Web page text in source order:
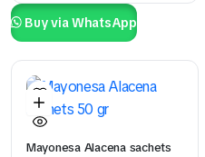
Buy via WhatsApp
Mayonesa Alacena sachets